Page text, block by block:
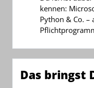
kennen:
Python & Co. –
Das bringst